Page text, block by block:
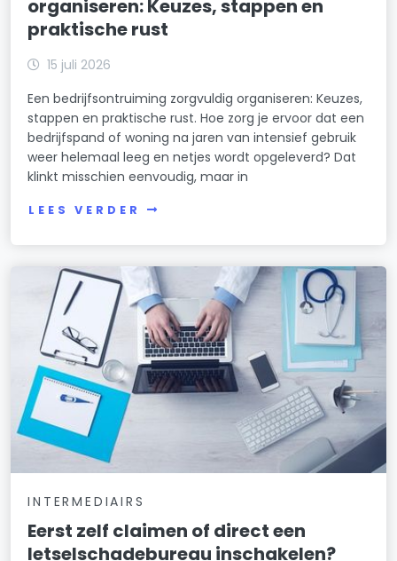
organiseren: Keuzes, stappen en
praktische rust
15 juli 2026
Een bedrijfsontruiming zorgvuldig organiseren: Keuzes,
stappen en praktische rust. Hoe zorg je ervoor dat een
bedrijfspand of woning na jaren van intensief gebruik
weer helemaal leeg en netjes wordt opgeleverd? Dat
klinkt misschien eenvoudig, maar in
LEES VERDER
INTERMEDIAIRS
Eerst zelf claimen of direct een
letselschadebureau inschakelen?